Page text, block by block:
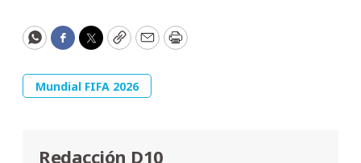
WhatsApp
Facebook
Twitter
CopyEmailPrint
Mundial FIFA 2026
Redacción D10